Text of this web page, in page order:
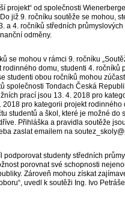
projekt“ od společnosti
již 9. ročníku soutěže se mohou,
a 4. ročníků středních
odměny.
se mohou v rámci 9. ročníku
rodinného domu, studenti 4. ročníků
studenti obou ročníků mohou
společnosti Tondach Česká
prací jsou 13. 4. 2018 pro
2018 pro kategorii projekt
studentů a škol, které je možné
Přihláška a pravidla soutěže
zaslat emailem na
podporovat studenty středních
porovnat své schopnosti
Zároveň mohou získat
uvedl k soutěži Ing. Ivo